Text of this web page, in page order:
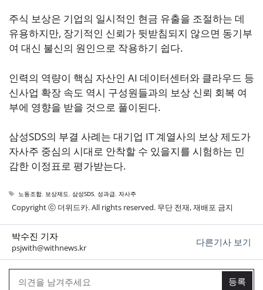
주식 보상은 기업의 일시적인 현금 유출을 조절하는 데
유용하지만, 장기적인 신뢰가 뒷받침되지 않으면 동기부
여 대신 불신의 원인으로 작용하기 쉽다.
인력의 역량이 핵심 자산인 AI 데이터센터와 클라우드 등
신사업 확장 속도 역시 구성원들과의 보상 신뢰 회복 여
부에 영향을 받을 것으로 풀이된다.
삼성SDS의 부결 사례는 대기업 IT 계열사의 보상 제도가
자사주 중심의 시대로 안착할 수 있을지를 시험하는 민
감한 이정표로 평가받는다.
태
노동조합, 보상제도, 삼성SDS, 성과급, 자사주
Copyright ⓒ 더위드카. All rights reserved. 무단 전재, 재배포 금지
박수진 기자
psjwith@withnews.kr
다른기사 보기